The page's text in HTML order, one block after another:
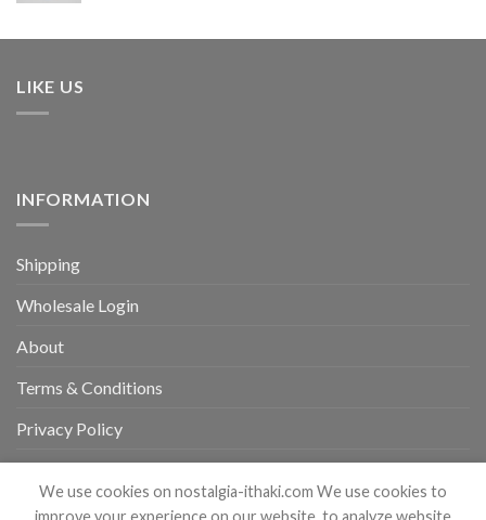
LIKE US
INFORMATION
Shipping
Wholesale Login
About
Terms & Conditions
Privacy Policy
Contact
We use cookies on nostalgia-ithaki.com We use cookies to
improve your experience on our website, to analyze website